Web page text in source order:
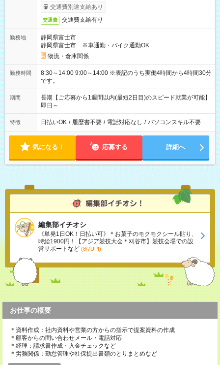
交通費別途支給あり
交通費 交通費支給有り
勤務地
静岡県富士市
静岡県富士市 ※車通勤・バイク通勤OK
物流・倉庫関係
勤務時間
8:30～14:00 9:00～14:00 ※表記のうち実働4時間から4時間30分
です。
期間
長期【ご応募から1週間以内(最短2日目)のスピード就業が可能】
即日～
特徴 日払いOK / 履歴書不要 / 電話対応なし / パソコンスキル不要
気になる！ 応募する 詳細へ
編集部イチオシ
《単発1日OK！日払い可》＊お菓子のモクモクシール貼り、
時給1900円！【アジア競技大会＊刈谷市】競技会場での設
営サポートなど (8/7UP!)
お仕事の概要
＊資料作成：社内資料や営業の方からの指示で提案資料の作成
＊顧客からの問い合わせメール・電話対応
＊経理：請求書作成・入金チェックなど
＊労務関係：勤怠管理や社保提出書類のとりまとめなど